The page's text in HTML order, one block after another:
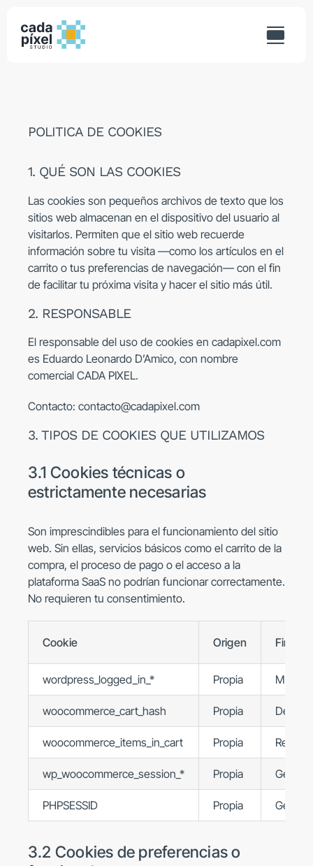
contenido
POLITICA DE COOKIES
1. QUÉ SON LAS COOKIES
Las cookies son pequeños archivos de texto que los
sitios web almacenan en el dispositivo del usuario al
visitarlos. Permiten que el sitio web recuerde
información sobre tu visita —como los artículos en el
carrito o tus preferencias de navegación— con el fin
de facilitar tu próxima visita y hacer el sitio más útil.
2. RESPONSABLE
El responsable del uso de cookies en cadapixel.com
es Eduardo Leonardo D’Amico, con nombre
comercial CADA PIXEL.
Contacto: contacto@cadapixel.com
3. TIPOS DE COOKIES QUE UTILIZAMOS
3.1 Cookies técnicas o
estrictamente necesarias
Son imprescindibles para el funcionamiento del sitio
web. Sin ellas, servicios básicos como el carrito de la
compra, el proceso de pago o el acceso a la
plataforma SaaS no podrían funcionar correctamente.
No requieren tu consentimiento.
Cookie Origen
wordpress_logged_in_* Propia
woocommerce_cart_hash Propia
woocommerce_items_in_cart Propia
wp_woocommerce_session_* Propia
PHPSESSID Propia
3.2 Cookies de preferencias o